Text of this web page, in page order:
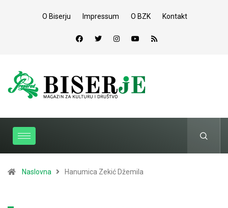
O Biserju Impressum O BZK Kontakt
Naslovna Hanumica Zekić Džemila